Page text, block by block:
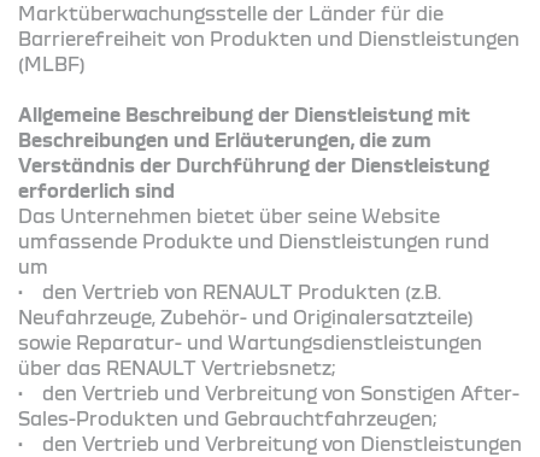
Marktüberwachungsstelle der Länder für die
Barrierefreiheit von Produkten und Dienstleistungen
(MLBF)
Allgemeine Beschreibung der Dienstleistung mit
Beschreibungen und Erläuterungen, die zum
Verständnis der Durchführung der Dienstleistung
erforderlich sind
Das Unternehmen bietet über seine Website
umfassende Produkte und Dienstleistungen rund
um
• den Vertrieb von RENAULT Produkten (z.B.
Neufahrzeuge, Zubehör- und Originalersatzteile)
sowie Reparatur- und Wartungsdienstleistungen
über das RENAULT Vertriebsnetz;
• den Vertrieb und Verbreitung von Sonstigen After-
Sales-Produkten und Gebrauchtfahrzeugen;
• den Vertrieb und Verbreitung von Dienstleistungen